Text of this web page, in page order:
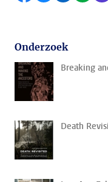
Onderzoek
Breaking
Death